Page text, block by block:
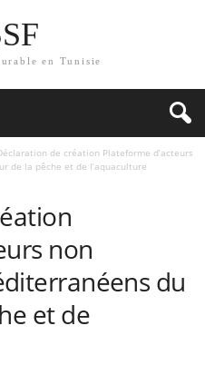
en Tunisie
de création Plateforme d’acteurs
de la pêche et de l’aquaculture
non
du
et de